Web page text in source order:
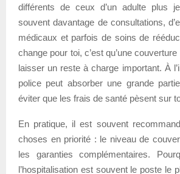
différents de ceux d’un adulte plus
souvent davantage de consultations,
médicaux et parfois de soins de
change pour toi, c’est qu’une
laisser un reste à charge important. À
police peut absorber une grande
éviter que les frais de santé pèsent sur
En pratique, il est souvent
choses en priorité : le niveau de
les garanties complémentaires.
l’hospitalisation est souvent le poste le